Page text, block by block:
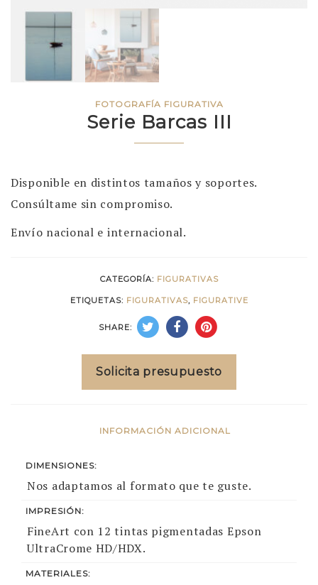
FOTOGRAFÍA FIGURATIVA
Serie Barcas III
Disponible en distintos tamaños y soportes.
Consúltame sin compromiso.
Envío nacional e internacional.
CATEGORÍA: FIGURATIVAS
ETIQUETAS: FIGURATIVAS, FIGURATIVE
SHARE:
Solicita presupuesto
INFORMACIÓN ADICIONAL
DIMENSIONES:
Nos adaptamos al formato que te guste.
IMPRESIÓN:
FineArt con 12 tintas pigmentadas Epson
UltraCrome HD/HDX.
MATERIALES: